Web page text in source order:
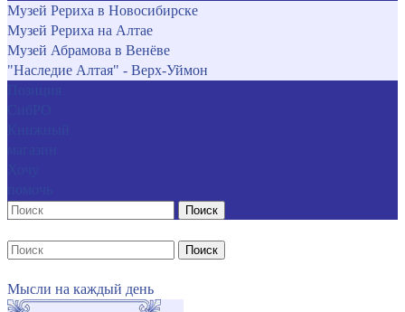
Музей Рериха в Новосибирске
Музей Рериха на Алтае
Музей Абрамова в Венёве
"Наследие Алтая" - Верх-Уймон
Поиск
Поиск
Мысли на каждый день